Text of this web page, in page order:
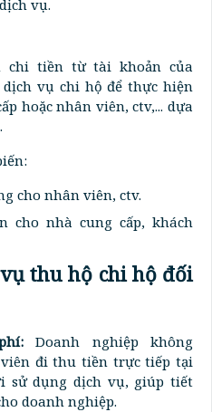
vụ.
chi tiền từ tài khoản của
vụ chi hộ để thực hiện
hoặc nhân viên, ctv,... dựa
cho nhân viên, ctv.
cho nhà cung cấp, khách
thu hộ chi hộ đối
Doanh nghiệp không
đi thu tiền trực tiếp tại
sử dụng dịch vụ, giúp tiết
doanh nghiệp.